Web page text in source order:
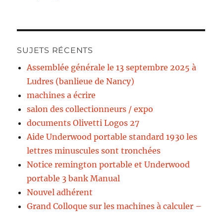
SUJETS RÉCENTS
Assemblée générale le 13 septembre 2025 à
Ludres (banlieue de Nancy)
machines a écrire
salon des collectionneurs / expo
documents Olivetti Logos 27
Aide Underwood portable standard 1930 les
lettres minuscules sont tronchées
Notice remington portable et Underwood
portable 3 bank Manual
Nouvel adhérent
Grand Colloque sur les machines à calculer –